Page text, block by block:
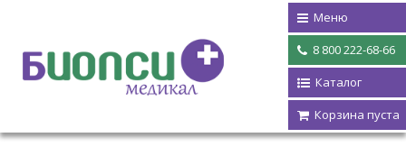
Меню
8 800 222-68-66
Каталог
Корзина пуста